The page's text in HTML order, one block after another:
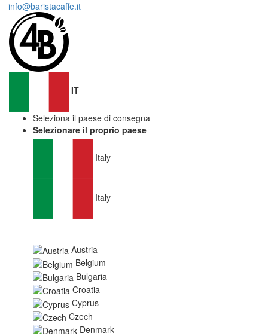
info@baristacaffe.it
IT
Seleziona il paese di consegna
Selezionare il proprio paese
Italy
Italy
Austria
Belgium
Bulgaria
Croatia
Cyprus
Czech
Denmark